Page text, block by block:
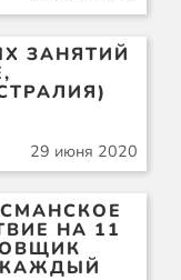
ЗАНЯТИЙ
29 июня 2020
НА 11